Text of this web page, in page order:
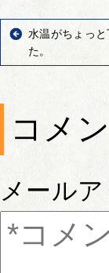
水温がちょっ
た。
コメ
メール